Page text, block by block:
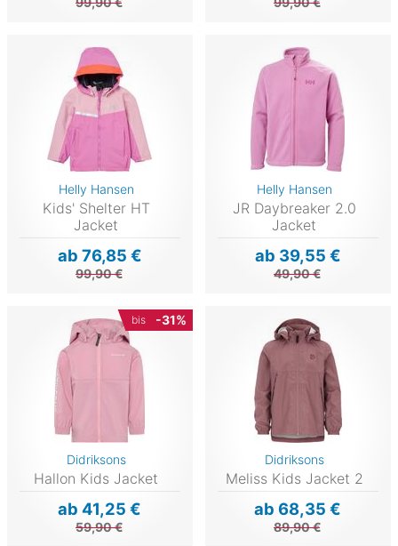
Helly Hansen
Kids' Shelter HT
Jacket
ab 76,85 €
99,90 €
Helly Hansen
JR Daybreaker 2.0
Jacket
ab 39,55 €
49,90 €
bis -31%
Didriksons
Hallon Kids Jacket
ab 41,25 €
59,90 €
Didriksons
Meliss Kids Jacket 2
ab 68,35 €
89,90 €